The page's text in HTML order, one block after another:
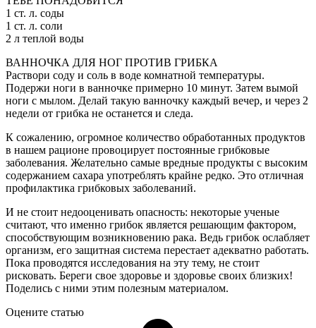
1 ст. л. соды
1 ст. л. соли
2 л теплой воды
ВАННОЧКА ДЛЯ НОГ ПРОТИВ ГРИБКА
Раствори соду и соль в воде комнатной температуры.
Подержи ноги в ванночке примерно 10 минут. Затем вымой
ноги с мылом. Делай такую ванночку каждый вечер, и через 2
недели от грибка не останется и следа.
К сожалению, огромное количество обработанных продуктов
в нашем рационе провоцирует постоянные грибковые
заболевания. Желательно самые вредные продукты с высоким
содержанием сахара употреблять крайне редко. Это отличная
профилактика грибковых заболеваний.
И не стоит недооценивать опасность: некоторые ученые
считают, что именно грибок является решающим фактором,
способствующим возникновению рака. Ведь грибок ослабляет
организм, его защитная система перестает адекватно работать.
Пока проводятся исследования на эту тему, не стоит
рисковать. Береги свое здоровье и здоровье своих близких!
Поделись с ними этим полезным материалом.
Оцените статью